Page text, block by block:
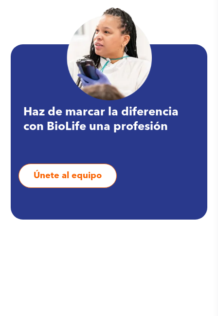
Haz de marcar la diferencia
con BioLife una profesión
Únete al equipo